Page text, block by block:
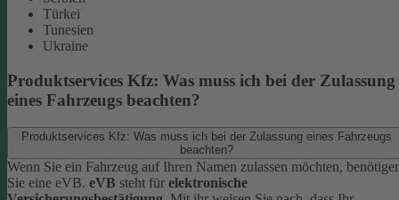
Türkei
Tunesien
Ukraine
Produktservices Kfz: Was muss ich bei der Zulassung
eines Fahrzeugs beachten?
Produktservices Kfz: Was muss ich bei der Zulassung eines Fahrzeugs
beachten?
Wenn Sie ein Fahrzeug auf Ihren Namen zulassen möchten,
Sie eine eVB. eVB steht für elektronische